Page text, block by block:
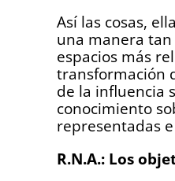
Así las cosas,
una manera
espacios más
transformación
de la influencia
conocimiento
representadas
R.N.A.: Los